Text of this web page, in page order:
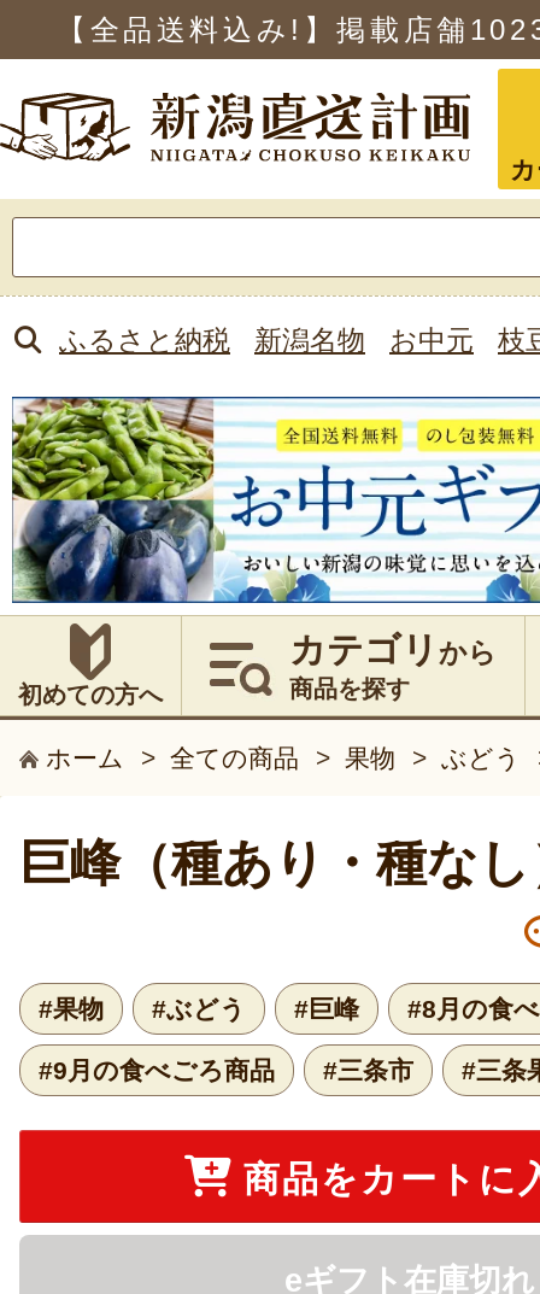
【全品送料込み!】掲載店舗
索:
ふるさと納税 新潟名物 お中元 枝
初めての方へ
カテゴリ から
商品を探す
ホーム > 全ての商品 > 果物 > ぶどう
巨峰（種あり・種な
#果物 #ぶどう #巨峰 #8月の食
#9月の食べごろ商品 #三条市 #三条
商品をカートに
eギフト在庫切れ